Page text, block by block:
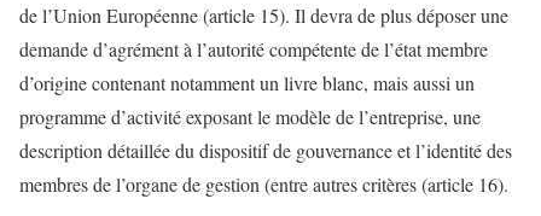
de l’Union Européenne (article 15). Il devra de plus déposer une
demande d’agrément à l’autorité compétente de l’état membre
d’origine contenant notamment un livre blanc, mais aussi un
programme d’activité exposant le modèle de l’entreprise, une
description détaillée du dispositif de gouvernance et l’identité des
membres de l’organe de gestion (entre autres critères (article 16).